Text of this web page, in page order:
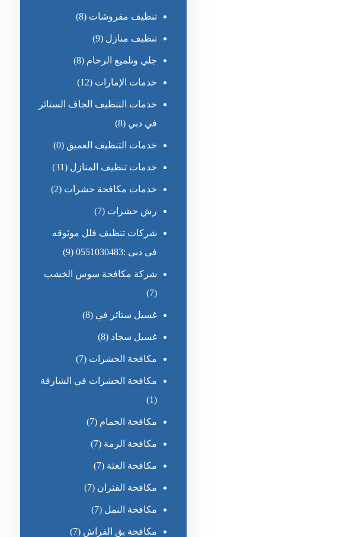
تنظيف مفروشات (8)
تنظيف منازل (9)
جلي وتلميع الرخام (8)
خدمات الإمارات (12)
خدمات التنظيف الجاف الستائر
في دبي (8)
خدمات التنظيف العميق (0)
خدمات تنظيف المنازل (31)
خدمات مكافحة حشرات (2)
رش حشرات (7)
شركات تنظيف فلل موثوقه
فى دبى :0551030483
(9)
شركة مكافحة سوس الخشب
(7)
غسيل ستائر في (8)
غسيل سجاد (8)
مكافحة الحشرات (7)
مكافحة الحشرات في الشارقة
(1)
مكافحة الحمام (7)
مكافحة الرمة (7)
مكافحة العثة (7)
مكافحة الفئران (7)
مكافحة النمل (7)
مكافحة بق الفراش (7)